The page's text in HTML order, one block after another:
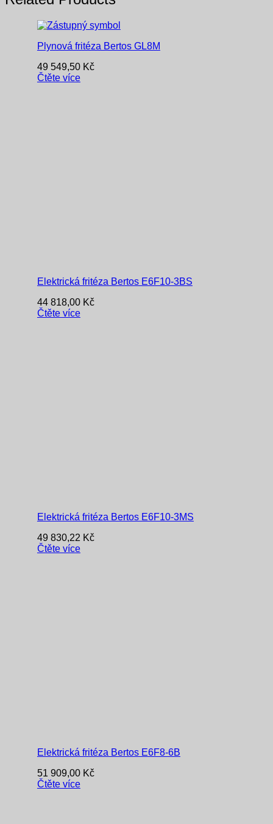
Plynová fritéza Bertos GL8M
49 549,50 Kč
Čtěte více
Elektrická fritéza Bertos E6F10-3BS
44 818,00 Kč
Čtěte více
Elektrická fritéza Bertos E6F10-3MS
49 830,22 Kč
Čtěte více
Elektrická fritéza Bertos E6F8-6B
51 909,00 Kč
Čtěte více